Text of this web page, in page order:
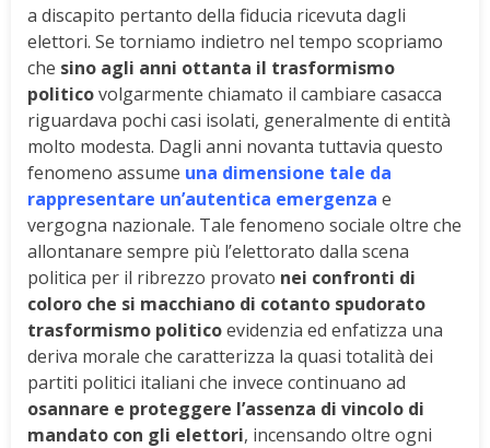
a discapito pertanto della fiducia ricevuta dagli
elettori. Se torniamo indietro nel tempo scopriamo
che sino agli anni ottanta il trasformismo
politicovolgarmente chiamato il cambiare casacca
riguardava pochi casi isolati, generalmente di entità
molto modesta. Dagli anni novanta tuttavia questo
fenomeno assume una dimensione tale da
rappresentare un’autentica emergenza e
vergogna nazionale. Tale fenomeno sociale oltre che
allontanare sempre più l’elettorato dalla scena
politica per il ribrezzo provato nei confronti di
coloro che si macchiano di cotanto spudorato
trasformismo politicoevidenzia ed enfatizza una
deriva morale che caratterizza la quasi totalità dei
partiti politici italiani che invece continuano ad
osannare e proteggere l’assenza di vincolo di
mandato con gli elettori, incensando oltre ogni